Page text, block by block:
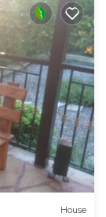
House